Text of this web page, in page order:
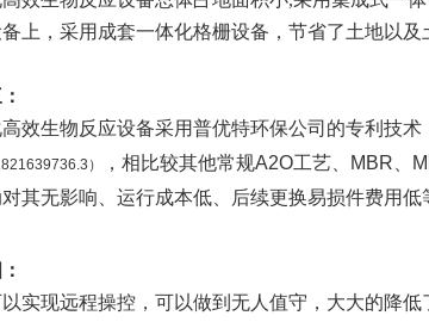
上，采用成套一体化格栅设备，节省了土地以及
效生物反应设备采用普优特环保公司的专利技术
）
，相比较其他常规A2O工艺、MBR、
其无影响、运行成本低、后续更换易损件费用低
实现远程操控，可以做到无人值守，大大的降低